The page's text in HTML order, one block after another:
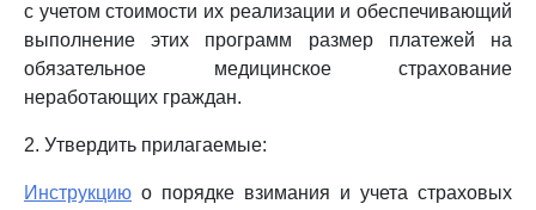
с учетом стоимости их реализации и обеспечивающий
выполнение этих программ размер платежей на
обязательное медицинское страхование
неработающих граждан.
2. Утвердить прилагаемые:
Инструкцию о порядке взимания и учета страховых